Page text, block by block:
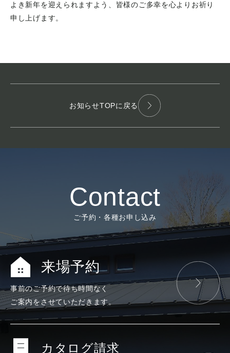
よき新年を迎えられますよう、皆様のご多幸を心よりお祈り
申し上げます。
お知らせTOPに戻る
Contact
ご予約・各種お申し込み
来場予約
事前のご予約で待ち時間なく
ご案内をさせていただきます。
カタログ請求